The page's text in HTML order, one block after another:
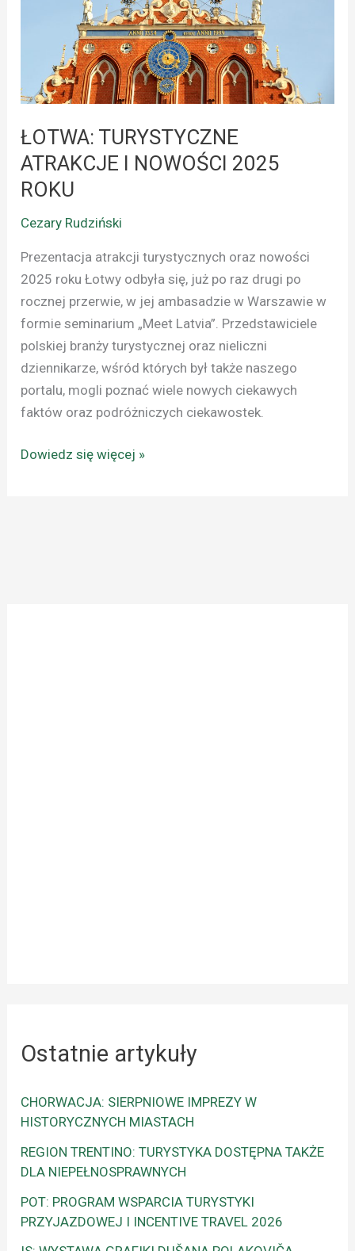
ŁOTWA: TURYSTYCZNE
ATRAKCJE I NOWOŚCI 2025
ROKU
Cezary Rudziński
Prezentacja atrakcji turystycznych oraz nowości
2025 roku Łotwy odbyła się, już po raz drugi po
rocznej przerwie, w jej ambasadzie w Warszawie w
formie seminarium „Meet Latvia”. Przedstawiciele
polskiej branży turystycznej oraz nieliczni
dziennikarze, wśród których był także naszego
portalu, mogli poznać wiele nowych ciekawych
faktów oraz podróżniczych ciekawostek.
Dowiedz się więcej »
Ostatnie artykuły
CHORWACJA: SIERPNIOWE IMPREZY W
HISTORYCZNYCH MIASTACH
REGION TRENTINO: TURYSTYKA DOSTĘPNA TAKŻE
DLA NIEPEŁNOSPRAWNYCH
POT: PROGRAM WSPARCIA TURYSTYKI
PRZYJAZDOWEJ I INCENTIVE TRAVEL 2026